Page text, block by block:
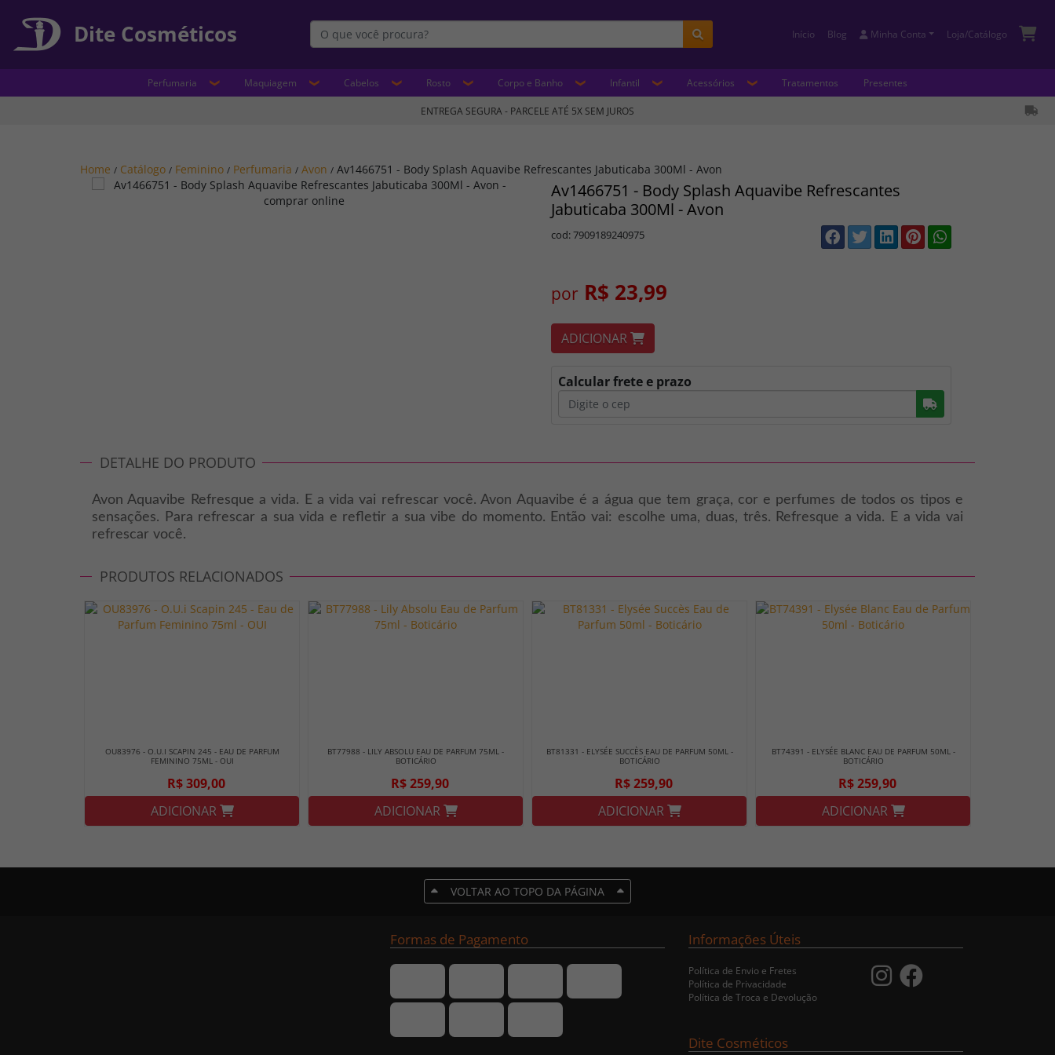
Dite Cosméticos Início Blog Minha Conta Loja/Catálogo
Perfumaria Maquiagem Cabelos Rosto Corpo e Banho Infantil Acessórios Tratamentos Presentes
ENTREGA SEGURA - PARCELE ATÉ 5X SEM JUROS
Home / Catálogo / Feminino / Perfumaria / Avon / Av1466751 - Body Splash Aquavibe Refrescantes Jabuticaba 300Ml - Avon
Av1466751 - Body Splash Aquavibe Refrescantes
Jabuticaba 300Ml - Avon
cod: 7909189240975
por R$ 23,99
ADICIONAR
Calcular frete e prazo
Buscar
DETALHE DO PRODUTO
Avon Aquavibe Refresque a vida. E a vida vai refrescar você. Avon Aquavibe é a água que tem graça, cor e perfumes de todos os tipos e
sensações. Para refrescar a sua vida e refletir a sua vibe do momento. Então vai: escolhe uma, duas, três. Refresque a vida. E a vida vai
refrescar você.
PRODUTOS RELACIONADOS
OU83976 - O.U.I SCAPIN 245 - EAU DE PARFUM
FEMININO 75ML - OUI
R$ 309,00
ADICIONAR
BT77988 - LILY ABSOLU EAU DE PARFUM 75ML -
BOTICÁRIO
R$ 259,90
ADICIONAR
BT81331 - ELYSÉE SUCCÈS EAU DE PARFUM 50ML -
BOTICÁRIO
R$ 259,90
ADICIONAR
BT74391 - ELYSÉE BLANC EAU DE PARFUM 50ML -
BOTICÁRIO
R$ 259,90
ADICIONAR
VOLTAR AO TOPO DA PÁGINA
Formas de Pagamento Informações Úteis
Política de Envio e Fretes
Política de Privacidade
Política de Troca e Devolução
Dite Cosméticos